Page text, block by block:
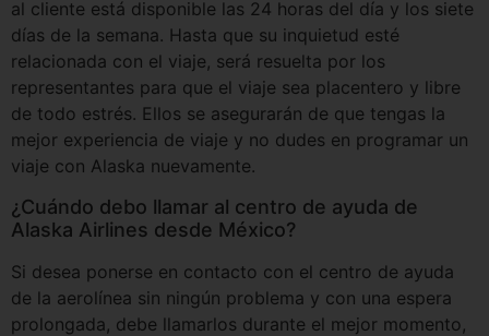
al cliente está disponible las 24 horas del día y los siete
días de la semana. Hasta que su inquietud esté
relacionada con el viaje, será resuelta por los
representantes para que el viaje sea placentero y libre
de todo estrés. Ellos se asegurarán de que tengas la
mejor experiencia de viaje y no dudes en programar un
viaje con Alaska nuevamente.
¿Cuándo debo llamar al centro de ayuda de
Alaska Airlines desde México?
Si desea ponerse en contacto con el centro de ayuda
de la aerolínea sin ningún problema y con una espera
prolongada, debe llamarlos durante el mejor momento,